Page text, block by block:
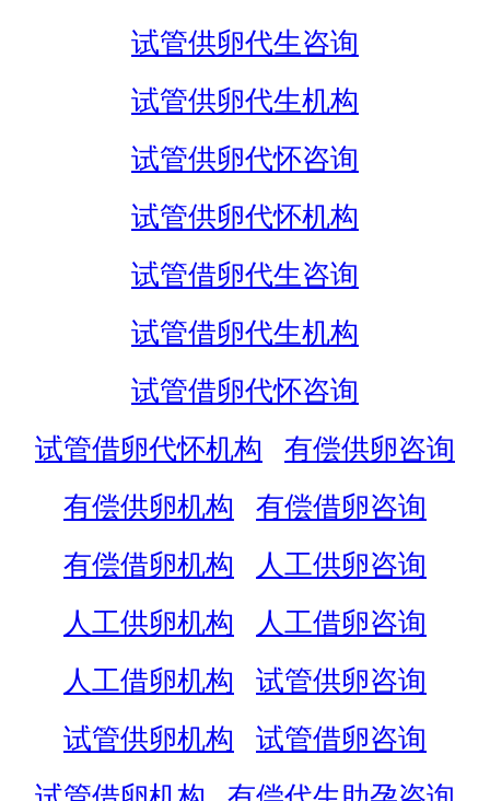
试管供卵代生咨询
试管供卵代生机构
试管供卵代怀咨询
试管供卵代怀机构
试管借卵代生咨询
试管借卵代生机构
试管借卵代怀咨询
试管借卵代怀机构
有偿供卵咨询
有偿供卵机构
有偿借卵咨询
有偿借卵机构
人工供卵咨询
人工供卵机构
人工借卵咨询
人工借卵机构
试管供卵咨询
试管供卵机构
试管借卵咨询